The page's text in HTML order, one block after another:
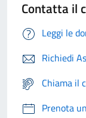
Contatta il
Leggi le
Richiedi
Chiama il
Prenota